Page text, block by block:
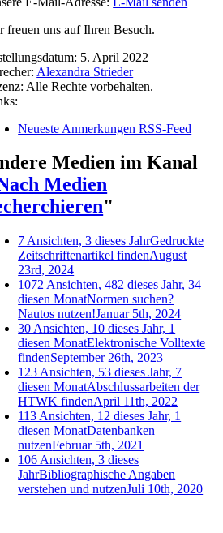
freuen uns auf Ihren Besuch.
5. April 2022
Alexandra Strieder
Alle Rechte vorbehalten.
Neueste Anmerkungen RSS-Feed
Medien im Kanal
Medien
"
7 Ansichten, 3 dieses JahrGedruckte
Zeitschriftenartikel findenAugust
23rd, 2024
1072 Ansichten, 482 dieses Jahr, 34
diesen MonatNormen suchen?
Nautos nutzen!Januar 5th, 2024
30 Ansichten, 10 dieses Jahr, 1
diesen MonatElektronische Volltexte
findenSeptember 26th, 2023
123 Ansichten, 53 dieses Jahr, 7
diesen MonatAbschlussarbeiten der
HTWK findenApril 11th, 2022
113 Ansichten, 12 dieses Jahr, 1
diesen MonatDatenbanken
nutzenFebruar 5th, 2021
106 Ansichten, 3 dieses
JahrBibliographische Angaben
verstehen und nutzenJuli 10th, 2020